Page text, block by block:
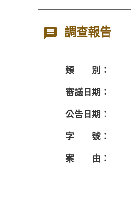
調查報告
類 別：
審議日期：
公告日期：
字 號：
案 由：